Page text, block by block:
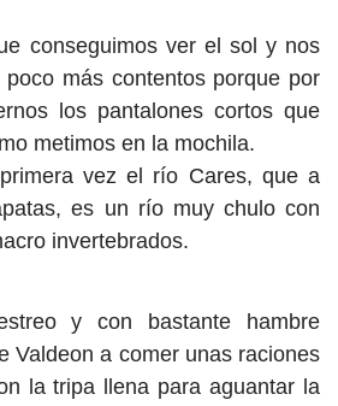
conseguimos ver el sol y nos
más contentos porque por
los pantalones cortos que
metimos en la mochila.
vez el río Cares, que a
es un río muy chulo con
invertebrados.
y con bastante hambre
Valdeon a comer unas raciones
la tripa llena para aguantar la